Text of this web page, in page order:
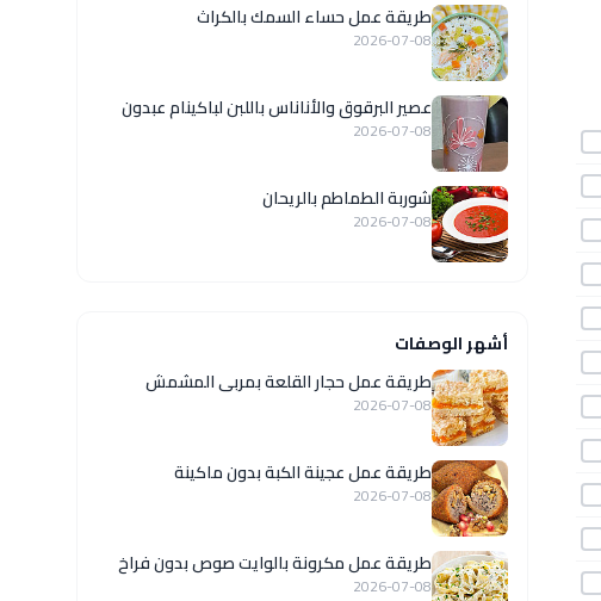
طريقة عمل حساء السمك بالكراث
2026-07-08
عصير البرقوق والأناناس باللبن لباكينام عبدون
2026-07-08
شوربة الطماطم بالريحان
2026-07-08
أشهر الوصفات
طريقة عمل حجار القلعة بمربى المشمش
2026-07-08
طريقة عمل عجينة الكبة بدون ماكينة
2026-07-08
طريقة عمل مكرونة بالوايت صوص بدون فراخ
2026-07-08